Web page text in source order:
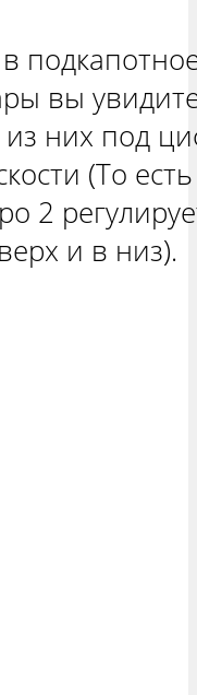
вы
них под
(То
2
и в низ).